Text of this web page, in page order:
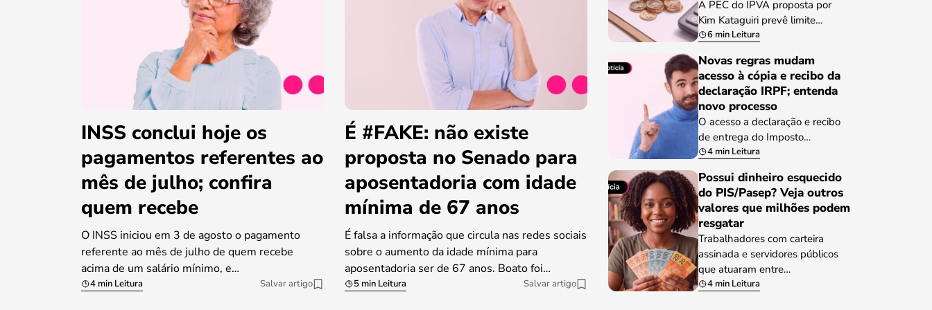
INSS conclui hoje os
pagamentos referentes ao
mês de julho; confira
quem recebe
O INSS iniciou em 3 de agosto o pagamento
referente ao mês de julho de quem recebe
acima de um salário mínimo, e…
4 min Leitura Salvar artigo
É #FAKE: não existe
proposta no Senado para
aposentadoria com idade
mínima de 67 anos
É falsa a informação que circula nas redes sociais
sobre o aumento da idade mínima para
aposentadoria ser de 67 anos. Boato foi…
5 min Leitura Salvar artigo
A PEC do IPVA proposta por
Kim Kataguiri prevê limite…
6 min Leitura
Novas regras mudam
acesso à cópia e recibo da
declaração IRPF; entenda
novo processo
O acesso a declaração e recibo
de entrega do Imposto…
4 min Leitura
Possui dinheiro esquecido
do PIS/Pasep? Veja outros
valores que milhões podem
resgatar
Trabalhadores com carteira
assinada e servidores públicos
que atuaram entre…
4 min Leitura